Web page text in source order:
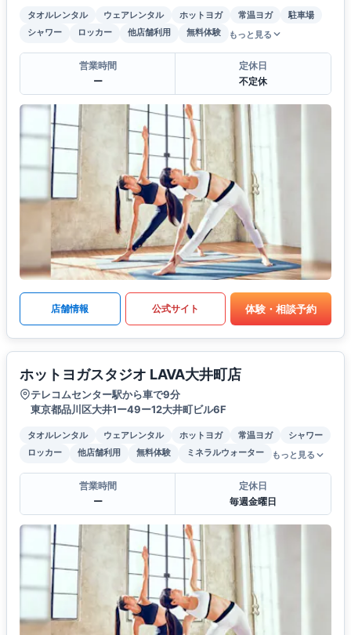
タオルレンタル ウェアレンタル ホットヨガ 常温ヨガ
駐車場
シャワー
ロッカー 他店舗利用 無料体験 もっと見る
営業時間
ー
定休日
不定休
店舗情報 公式サイト 体験・相談予約
ホットヨガスタジオ LAVA大井町店
テレコムセンター駅から車で9分
東京都品川区大井1ー49ー12大井町ビル6F
タオルレンタル ウェアレンタル ホットヨガ 常温ヨガ
シャワー
ロッカー
他店舗利用 無料体験 ミネラルウォーター もっと見る
営業時間
ー
定休日
毎週金曜日